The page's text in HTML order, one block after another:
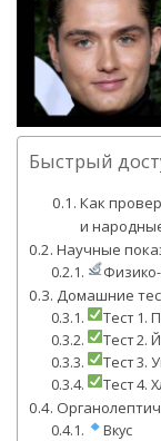
Быстрый
Как
и
Научные
Домашние
Тест 1.
Тест 2.
Тест 3.
Тест 4.
Вкус